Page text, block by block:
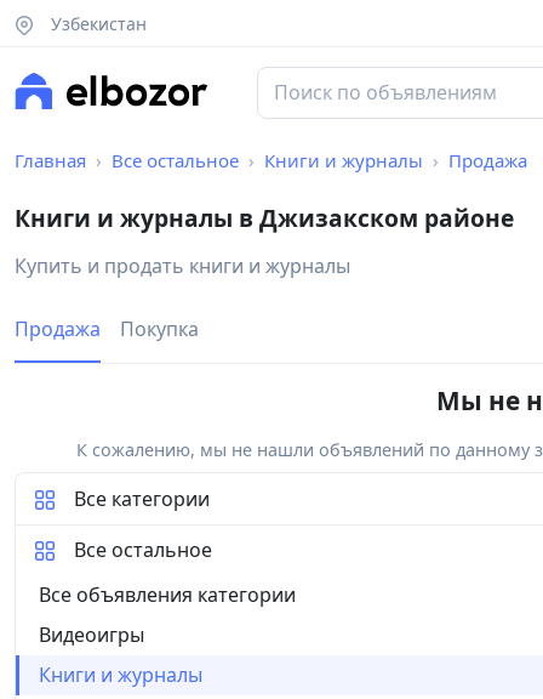
Узбекистан
Главная Все остальное Книги и журналы Продажа
Книги и журналы в Джизакском районе
Купить и продать книги и журналы
Продажа Покупка
Мы не
К сожалению, мы не нашли объявлений по данному
Все категории
Все остальное
Все объявления категории
Видеоигры
Книги и журналы